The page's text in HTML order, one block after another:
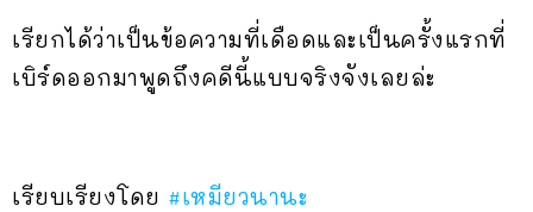
เรียกได้ว่าเป็นข้อความที่เดือดและเป็นครั้งแรกที่
เบิร์ดออกมาพูดถึงคดีนี้แบบจริงจังเลยล่ะ
เรียบเรียงโดย #เหมียวนานะ